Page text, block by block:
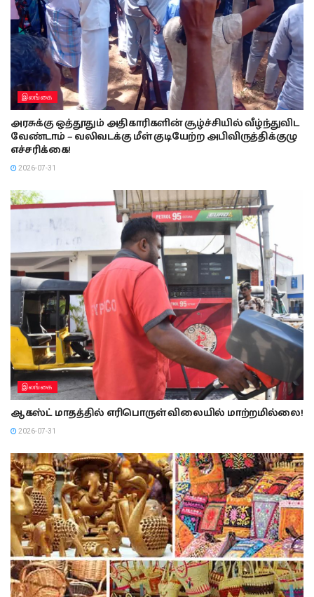
இலங்கை
அரசுக்கு ஒத்தூதும் அதிகாரிகளின் சூழ்ச்சியில் வீழ்ந்துவிட
வேண்டாம் – வலிவடக்கு மீள் குடியேற்ற அபிவிருத்திக்குழு
எச்சரிக்கை!
2026-07-31
இலங்கை
ஆகஸ்ட் மாதத்தில் எரிபொருள் விலையில் மாற்றமில்லை!
2026-07-31